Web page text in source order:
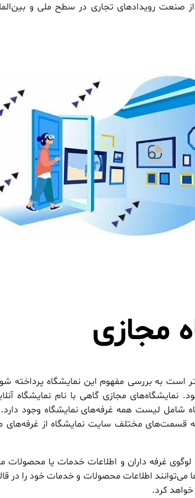
صنعت رویدادهای تجاری در سطح ملی و
مجازی
است به بررسی مفهوم این نمایشگاه پرداخته
مجازی گاهی با نام‌ نمایشگاه
شامل لیست همه غرفه‌های نمایشگاه وجود
به قسمت‌های مختلف سایت نمایشگاه از
غرفه داران و اطلاعات خدمات یا محصولات
می‌توانند اطلاعات محصولات و خدمات خود را در
کرد.